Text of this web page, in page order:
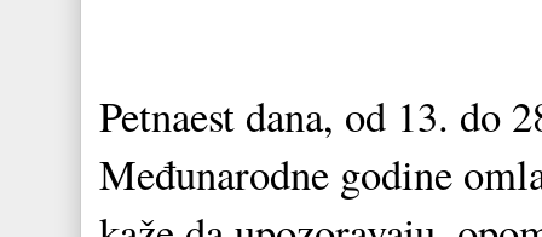
Petnaest dana, od 13. do
Međunarodne godine